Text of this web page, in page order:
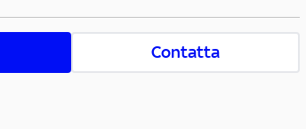
Contatta